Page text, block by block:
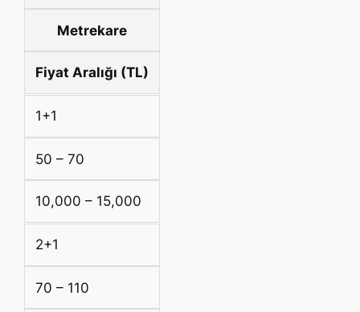
Metrekare
Fiyat Aralığı (TL)
1+1
50 – 70
10,000 – 15,000
2+1
70 – 110